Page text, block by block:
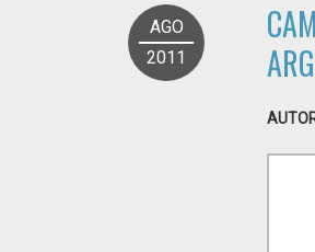
AGO
2011